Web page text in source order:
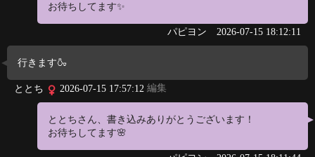
お待ちしてます✨
パピヨン 2026-07-15 18:12:11
行きます🍶
ととち 2026-07-15 17:57:12 編集
ととちさん、書き込みありがとうございます！
お待ちしてます🌸